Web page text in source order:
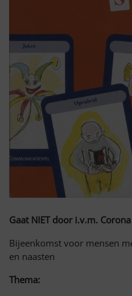
Gaat NIET door i.v.m. Corona
Bijeenkomst voor mensen
en naasten
Thema: